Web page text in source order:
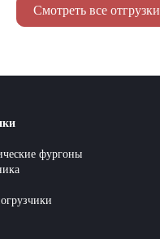
Смотреть все отгрузки
фургоны